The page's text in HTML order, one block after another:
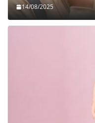
14/08/2025